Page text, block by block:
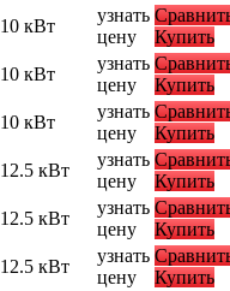
10 кВт
узнать
цену
Купить
10 кВт
узнать
цену
Купить
10 кВт
узнать
цену
Купить
12.5 кВт
узнать
цену
Купить
12.5 кВт
узнать
цену
Купить
12.5 кВт
узнать
цену
Купить